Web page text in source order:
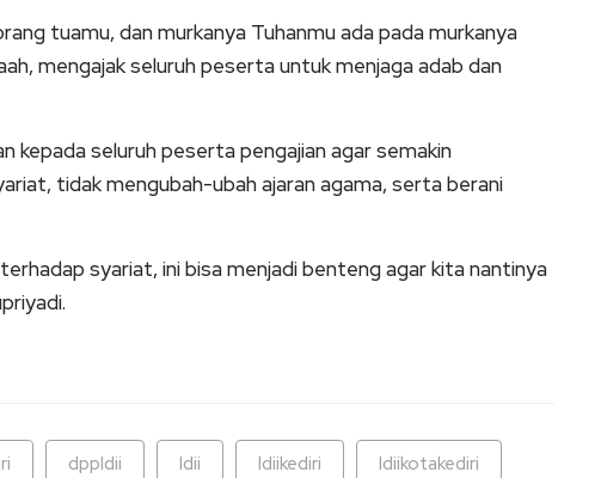
tuamu, dan murkanya Tuhanmu ada pada murkanya
mengajak seluruh peserta untuk menjaga adab dan
kepada seluruh peserta pengajian agar semakin
tidak mengubah-ubah ajaran agama, serta berani
syariat, ini bisa menjadi benteng agar kita nantinya
dppldii ldii ldiikediri ldiikotakediri